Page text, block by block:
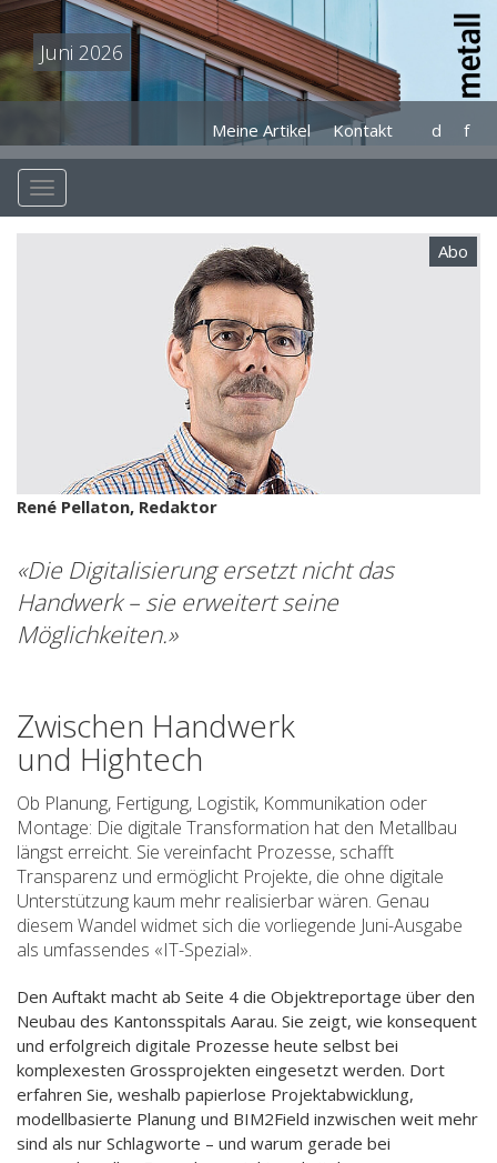
Juni 2026
Meine Artikel Kontakt d f
Abo
René Pellaton, Redaktor
«Die Digitalisierung ersetzt nicht das
Handwerk – sie erweitert seine
Möglichkeiten.»
Zwischen Handwerk
und Hightech
Ob Planung, Fertigung, Logistik, Kommunikation oder
Montage: Die digitale Transformation hat den Metallbau
längst erreicht. Sie vereinfacht Prozesse, schafft
Transparenz und ermöglicht Projekte, die ohne digitale
Unterstützung kaum mehr realisierbar wären. Genau
diesem Wandel widmet sich die vorliegende Juni-Ausgabe
als umfassendes «IT-Spezial».
Den Auftakt macht ab Seite 4 die Objektreportage über den
Neubau des Kantonsspitals Aarau. Sie zeigt, wie konsequent
und erfolgreich digitale Prozesse heute selbst bei
komplexesten Grossprojekten eingesetzt werden. Dort
erfahren Sie, weshalb papierlose Projektabwicklung,
modellbasierte Planung und BIM2Field inzwischen weit mehr
sind als nur Schlagworte – und warum gerade bei